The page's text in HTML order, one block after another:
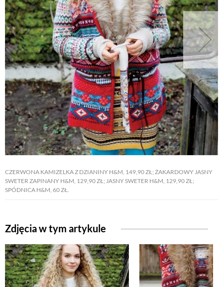
CZERWONA KAMIZELKA Z DZIANINY H&M, 149,90 ZŁ; ŻAKARDOWY JASNY
SWETER ZAPINANY H&M, 129,90 ZŁ; JASNY SWETER H&M, 129,90 ZŁ;
SPÓDNICA H&M, 60 ZŁ.
Zdjęcia w tym artykule